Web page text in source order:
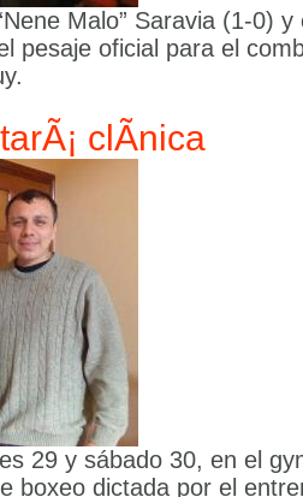
Malo” Saravia (1-0) y
pesaje oficial para el
clÃ­nica
29 y sábado 30, en el
boxeo dictada por el